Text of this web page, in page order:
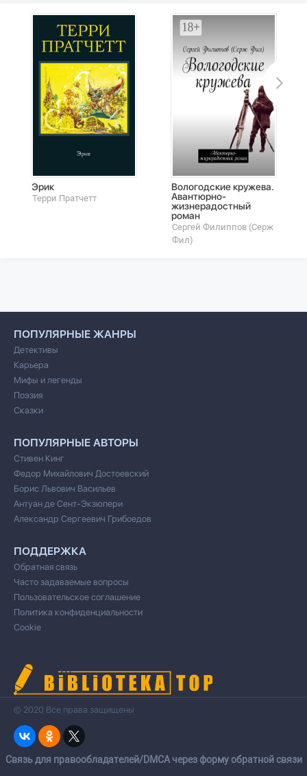
Эрик
Терри Пратчетт
Вологодские кружева.
Авантюрно-
жизнерадостный
роман
Сергей Филиппов (Серж
Фил)
ПОПУЛЯРНЫЕ ЖАНРЫ
Детективы
Карьера
Мифы и легенды
Поэзия
Сказки
ПОПУЛЯРНЫЕ АВТОРЫ
Стивен Кинг
Федор Михайлович Достоевский
Борис Львович Васильев
Антуан де Сент-Экзюпери
Александр Сергеевич Грибоедов
ПОДДЕРЖКА
Обратная связь
Часто задаваемые вопросы
Пользовательское соглашение
Политика конфиденциальности
Cookie
© 2020 Все права защищены
Cвязь для правообладателей/DMCA через форму обратной связи